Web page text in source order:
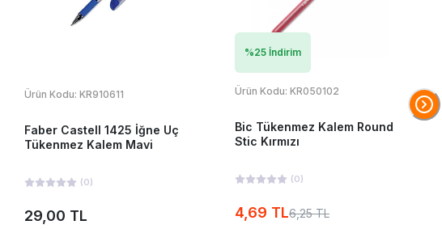
Ürün Kodu: KR910611
Faber Castell 1425 İğne Uç
Tükenmez Kalem Mavi
(0)
29,00 TL
%25 İndirim
Ürün Kodu: KR050102
Bic Tükenmez Kalem Round
Stic Kırmızı
(0)
4,69 TL6,25 TL